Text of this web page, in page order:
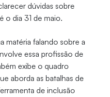
dúvidas sobre
o dia 31 de maio.
matéria falando sobre a
essa profissão de
exibe o quadro
aborda as batalhas de
de inclusão